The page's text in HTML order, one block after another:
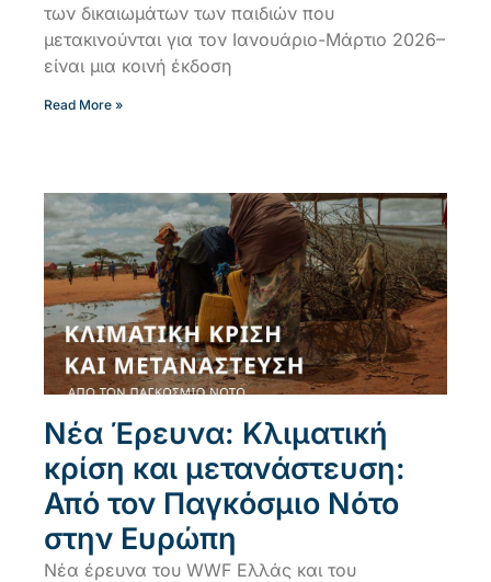
των δικαιωμάτων των παιδιών που
μετακινούνται για τον Ιανουάριο-Μάρτιο 2026–
είναι μια κοινή έκδοση
Read More »
Νέα Έρευνα: Κλιματική
κρίση και μετανάστευση:
Από τον Παγκόσμιο Νότο
στην Ευρώπη
Νέα έρευνα του WWF Ελλάς και του